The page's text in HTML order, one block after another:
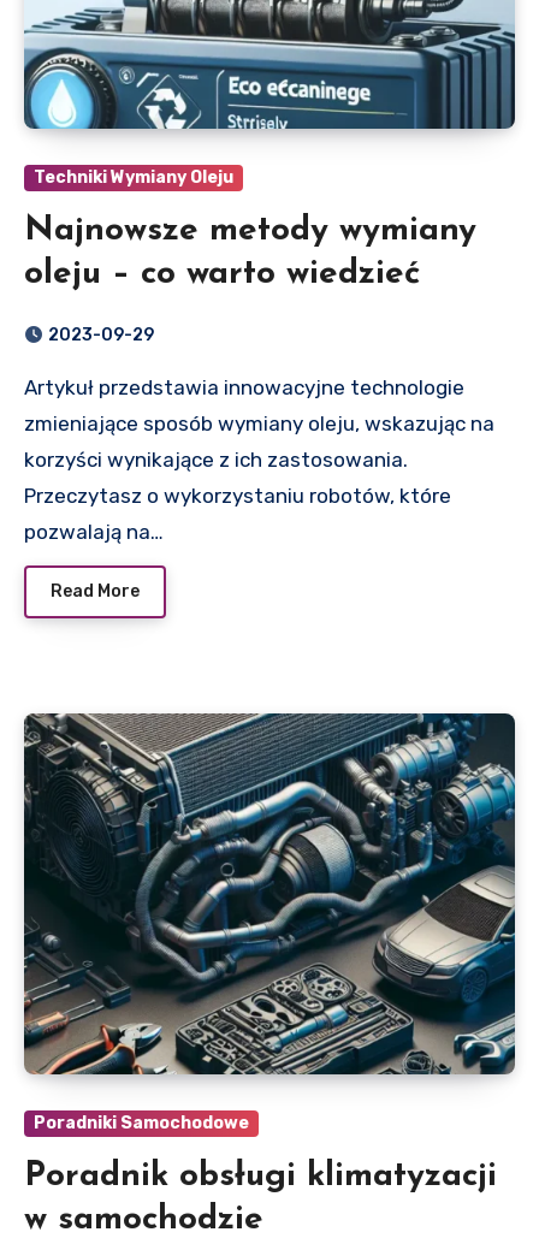
Techniki Wymiany Oleju
Najnowsze metody wymiany
oleju – co warto wiedzieć
2023-09-29
Artykuł przedstawia innowacyjne technologie
zmieniające sposób wymiany oleju, wskazując na
korzyści wynikające z ich zastosowania.
Przeczytasz o wykorzystaniu robotów, które
pozwalają na…
Read More
Poradniki Samochodowe
Poradnik obsługi klimatyzacji
w samochodzie